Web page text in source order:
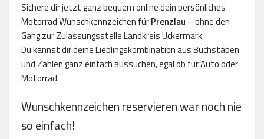
Sichere dir jetzt ganz bequem online dein persönliches
Motorrad Wunschkennzeichen fürPrenzlau – ohne den
Gang zur Zulassungsstelle Landkreis Uckermark.
Du kannst dir deine Lieblingskombination aus Buchstaben
und Zahlen ganz einfach aussuchen, egal ob für Auto oder
Motorrad.
Wunschkennzeichen reservieren war noch nie
so einfach!